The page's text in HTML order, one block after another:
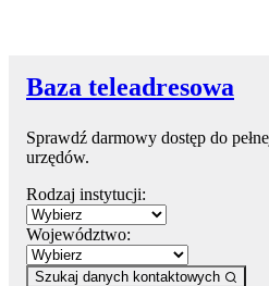
Baza teleadresowa
Sprawdź darmowy dostęp do
urzędów.
Rodzaj instytucji:
Województwo:
Szukaj danych kontaktowych